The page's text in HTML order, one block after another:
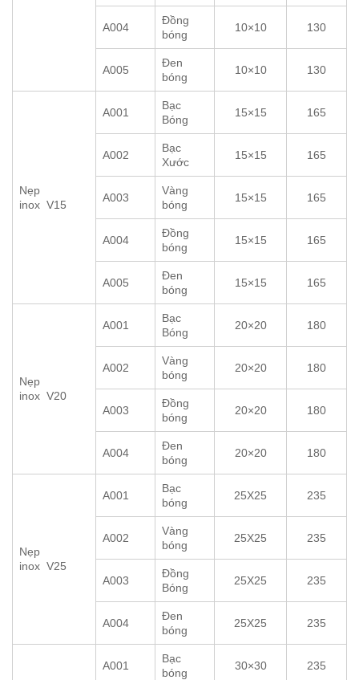
A004
Đồng
bóng
10×10 130
A005
Đen
bóng
10×10 130
Nẹp
inox V15
A001
Bạc
Bóng
15×15 165
A002
Bạc
Xước
15×15 165
A003
Vàng
bóng
15×15 165
A004
Đồng
bóng
15×15 165
A005
Đen
bóng
15×15 165
Nẹp
inox V20
A001
Bạc
Bóng
20×20 180
A002
Vàng
bóng
20×20 180
A003
Đồng
bóng
20×20 180
A004
Đen
bóng
20×20 180
Nẹp
inox V25
A001
Bạc
bóng
25X25 235
A002
Vàng
bóng
25X25 235
A003
Đồng
Bóng
25X25 235
A004
Đen
bóng
25X25 235
A001
Bạc
bóng
30×30 235